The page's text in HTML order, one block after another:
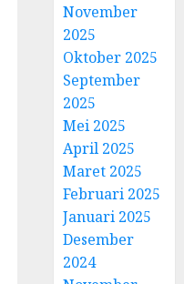
November
2025
Oktober 2025
September
2025
Mei 2025
April 2025
Maret 2025
Februari 2025
Januari 2025
Desember
2024